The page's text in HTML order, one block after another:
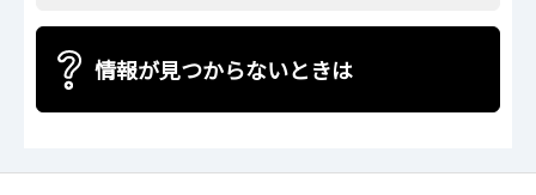
情報が見つからないときは